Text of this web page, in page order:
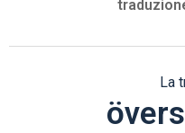
La